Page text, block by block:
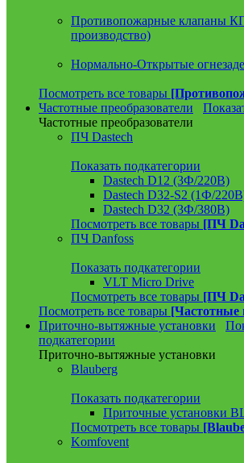
Противопожарные клапаны
производство)
Нормально-Открытые
Посмотреть все товары
Частотные преобразователи
Частотные преобразователи
ПЧ Dastech
Показать подкатегории
Dastech D12 (3Ф/220В)
Dastech D32-S2 (1Ф/
Dastech D32 (3Ф/380В)
Посмотреть все товары [ПЧ
ПЧ Danfoss
Показать подкатегории
VLT Micro Drive
Посмотреть все товары [ПЧ
Посмотреть все товары [Частотные
Приточно-вытяжные установки
подкатегории
Приточно-вытяжные установки
Blauberg
Показать подкатегории
Приточные установки
Посмотреть все товары
Komfovent